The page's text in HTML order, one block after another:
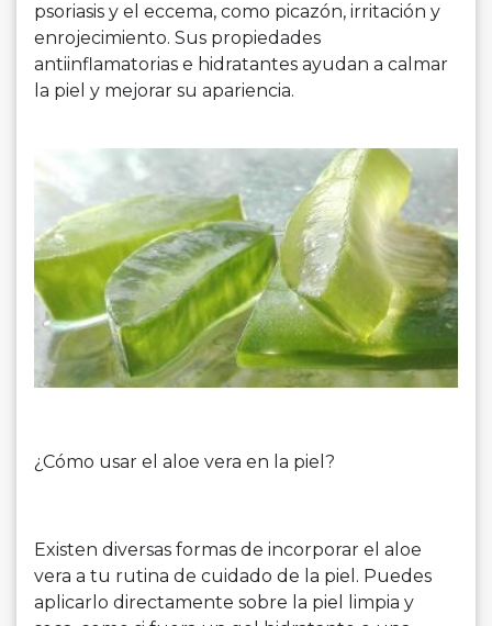
psoriasis y el eccema, como picazón, irritación y
enrojecimiento. Sus propiedades
antiinflamatorias e hidratantes ayudan a calmar
la piel y mejorar su apariencia.
¿Cómo usar el aloe vera en la piel?
Existen diversas formas de incorporar el aloe
vera a tu rutina de cuidado de la piel. Puedes
aplicarlo directamente sobre la piel limpia y